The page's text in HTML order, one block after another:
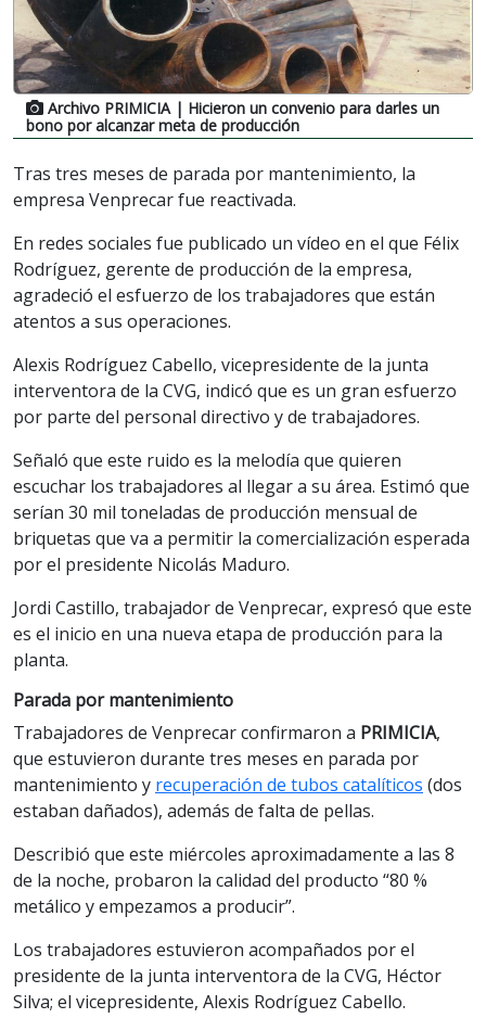
Archivo PRIMICIA | Hicieron un convenio para darles un
bono por alcanzar meta de producción
Tras tres meses de parada por mantenimiento, la
empresa Venprecar fue reactivada.
En redes sociales fue publicado un vídeo en el que Félix
Rodríguez, gerente de producción de la empresa,
agradeció el esfuerzo de los trabajadores que están
atentos a sus operaciones.
Alexis Rodríguez Cabello, vicepresidente de la junta
interventora de la CVG, indicó que es un gran esfuerzo
por parte del personal directivo y de trabajadores.
Señaló que este ruido es la melodía que quieren
escuchar los trabajadores al llegar a su área. Estimó que
serían 30 mil toneladas de producción mensual de
briquetas que va a permitir la comercialización esperada
por el presidente Nicolás Maduro.
Jordi Castillo, trabajador de Venprecar, expresó que este
es el inicio en una nueva etapa de producción para la
planta.
Parada por mantenimiento
Trabajadores de Venprecar confirmaron a PRIMICIA,
que estuvieron durante tres meses en parada por
mantenimiento y recuperación de tubos catalíticos (dos
estaban dañados), además de falta de pellas.
Describió que este miércoles aproximadamente a las 8
de la noche, probaron la calidad del producto “80 %
metálico y empezamos a producir”.
Los trabajadores estuvieron acompañados por el
presidente de la junta interventora de la CVG, Héctor
Silva; el vicepresidente, Alexis Rodríguez Cabello.